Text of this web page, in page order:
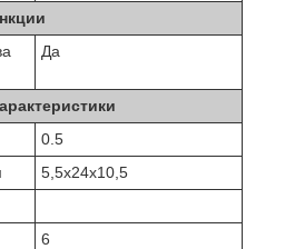
Да
0.5
5,5х24х10,5
6